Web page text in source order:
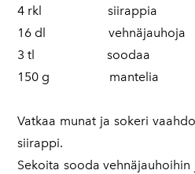
4 rkl siirappia
16 dl vehnäjauhoja
3 tl soodaa
150 g mantelia
Vatkaa munat ja sokeri
siirappi.
Sekoita sooda